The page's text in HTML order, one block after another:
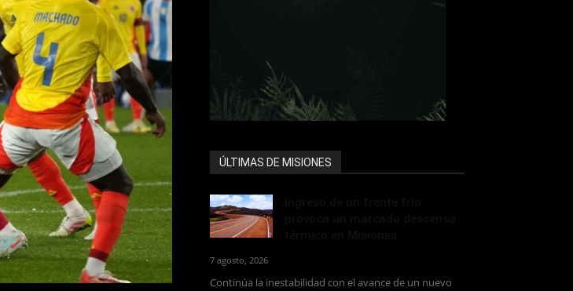
ÚLTIMAS DE MISIONES
7 agosto, 2026
Continúa la inestabilidad con el avance de un nuevo